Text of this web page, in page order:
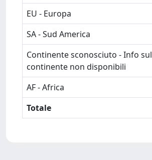
EU - Europa
SA - Sud America
Continente sconosciuto - Info sul
continente non disponibili
AF - Africa
Totale